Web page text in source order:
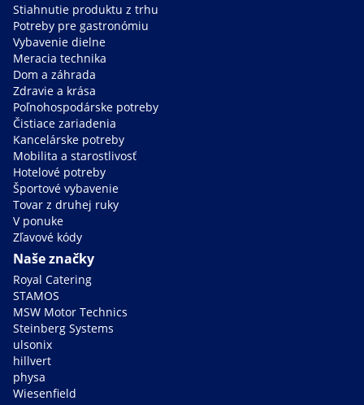
Stiahnutie produktu z trhu
Potreby pre gastronómiu
Vybavenie dielne
Meracia technika
Dom a záhrada
Zdravie a krása
Poľnohospodárske potreby
Čistiace zariadenia
Kancelárske potreby
Mobilita a starostlivosť
Hotelové potreby
Športové vybavenie
Tovar z druhej ruky
V ponuke
Zľavové kódy
Naše značky
Royal Catering
STAMOS
MSW Motor Technics
Steinberg Systems
ulsonix
hillvert
physa
Wiesenfield